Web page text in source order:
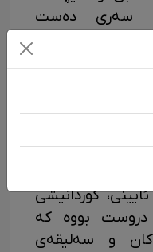
لە سەری دەست
بە یەک ناو
دەکرێ بپرسین:
و کارتێکەریی
کوردانیشی
دروست بووە کە
و سەلیقەی